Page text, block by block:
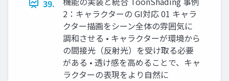
39.
2：キャラクターの GI対応 01 キャラ
クター描画をシーン全体の雰囲気に
調和させる • キャラクターが環境から
の間接光（反射光）を受け取る必要
がある • 透け感を高めることで、キャ
ラクターの表現をより自然に